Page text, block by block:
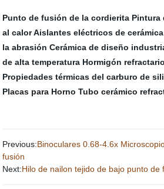
Punto de fusión de la cordierita Pintura
al calorAislantes eléctricos de cerámica
la abrasión Cerámica de diseño
de alta temperatura Hormigón
Propiedades térmicas del carburo de
Placas para Horno Tubo cerámico
Previous:Binoculares 0.68-4.6x
fusión
Next:Hilo de nailon tejido de bajo punto